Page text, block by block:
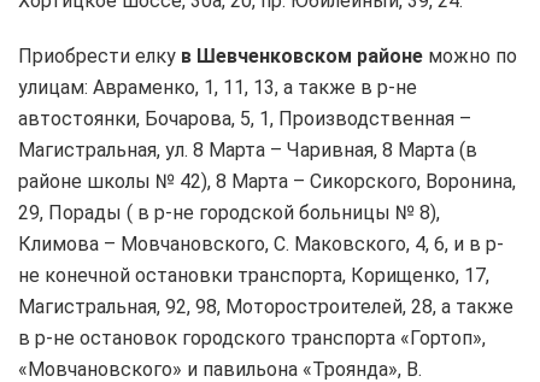
Приобрести елку в Шевченковском районе можно по
улицам: Авраменко, 1, 11, 13, а также в р-не
автостоянки, Бочарова, 5, 1, Производственная –
Магистральная, ул. 8 Марта – Чаривная, 8 Марта (в
районе школы № 42), 8 Марта – Сикорского, Воронина,
29, Порады ( в р-не городской больницы № 8),
Климова – Мовчановского, С. Маковского, 4, 6, и в р-
не конечной остановки транспорта, Корищенко, 17,
Магистральная, 92, 98, Моторостроителей, 28, а также
в р-не остановок городского транспорта «Гортоп»,
«Мовчановского» и павильона «Троянда», В.